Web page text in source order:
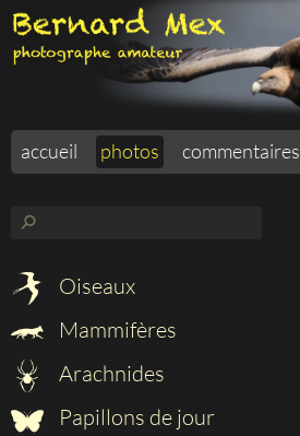
accueil photos commentaires
⚲
Oiseaux
Mammifères
Arachnides
Papillons de jour